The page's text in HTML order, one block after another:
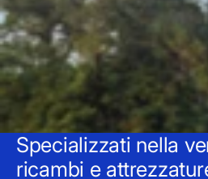
Specializzati nella
ricambi e